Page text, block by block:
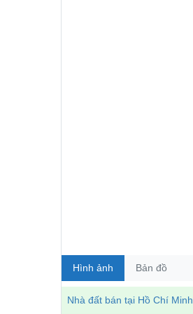
Hình ảnh Bản đồ
Nhà đất bán tại Hồ Chí Minh